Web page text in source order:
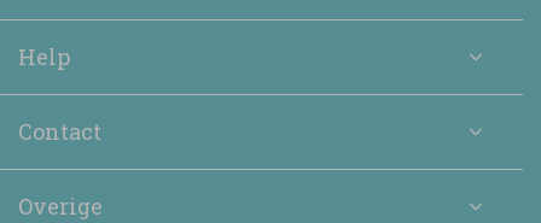
Help
Contact
Overige